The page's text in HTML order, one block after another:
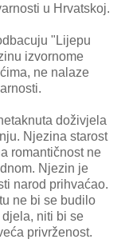
u Hrvatskoj.
"Lijepu
izvornome
ne nalaze
doživjela
Njezina starost
romantičnost ne
Njezin je
narod prihvaćao.
ne bi se budilo
niti bi se
privrženost.